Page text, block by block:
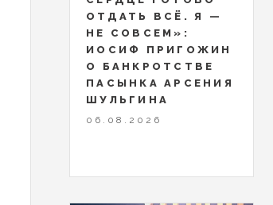
ОТДАТЬ ВСЁ. Я —
НЕ СОВСЕМ»:
ИОСИФ ПРИГОЖИН
О БАНКРОТСТВЕ
ПАСЫНКА АРСЕНИЯ
ШУЛЬГИНА
06.08.2026